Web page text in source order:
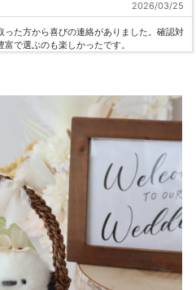
発送。
みです。
紫外線などにより、色落ち、脱色
は予告なく変更になる場合がござ
注文頂いたあとすぐ製作に入りま
せん。
2026/03/25
た方から喜びの連絡がありました。確認対
で選ぶのも楽しかったです。